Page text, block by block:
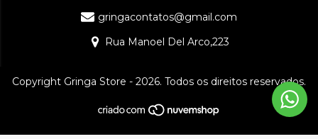
gringacontatos@gmail.com
Rua Manoel Del Arco,223
Copyright Gringa Store - 2026. Todos os direitos reservados.